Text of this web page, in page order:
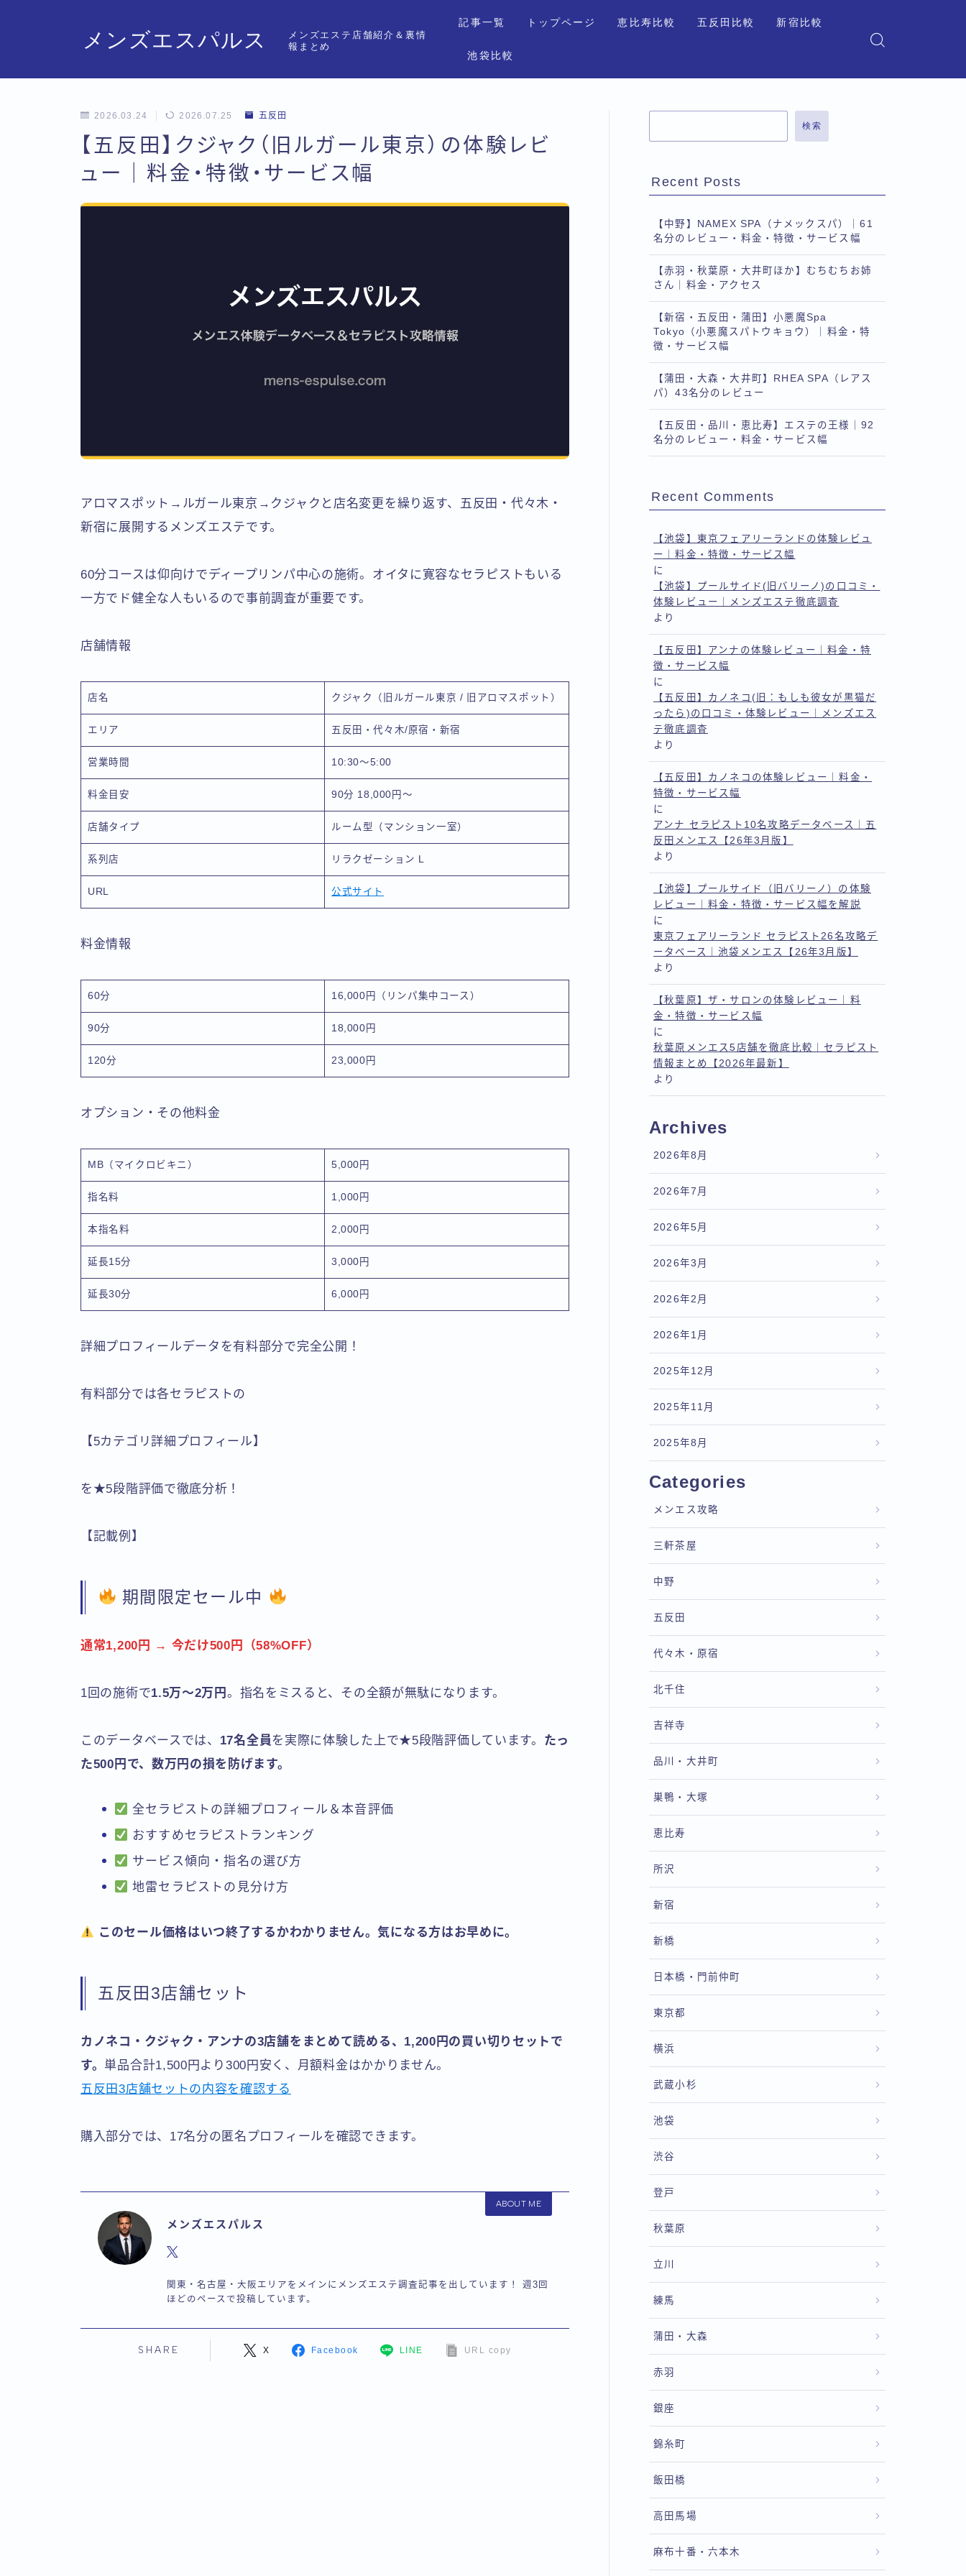
メンズエスパルス
メンズエステ店舗紹介＆裏情
報まとめ
記事一覧 トップページ 恵比寿比較 五反田比較 新宿比較
池袋比較
2026.03.24 2026.07.25 五反田
【五反田】クジャク（旧ルガール東京）の体験レビ
ュー｜料金・特徴・サービス幅
アロマスポット→ルガール東京→クジャクと店名変更を繰り返す、五反田・代々木・
新宿に展開するメンズエステです。
60分コースは仰向けでディープリンパ中心の施術。オイタに寛容なセラピストもいる
一方でド健全な人もいるので事前調査が重要です。
店舗情報
店名 クジャク（旧ルガール東京 / 旧アロマスポット）
エリア 五反田・代々木/原宿・新宿
営業時間 10:30～5:00
料金目安 90分 18,000円～
店舗タイプ ルーム型（マンション一室）
系列店 リラクゼーション L
URL 公式サイト
料金情報
60分 16,000円（リンパ集中コース）
90分 18,000円
120分 23,000円
オプション・その他料金
MB（マイクロビキニ） 5,000円
指名料 1,000円
本指名料 2,000円
延長15分 3,000円
延長30分 6,000円
詳細プロフィールデータを有料部分で完全公開！
有料部分では各セラピストの
【5カテゴリ詳細プロフィール】
を★5段階評価で徹底分析！
【記載例】
期間限定セール中
通常1,200円 → 今だけ500円（58%OFF）
1回の施術で1.5万〜2万円 。指名をミスると、その全額が無駄になります。
このデータベースでは、 17名全員 を実際に体験した上で★5段階評価しています。 たっ
た500円で、数万円の損を防げます。
全セラピストの詳細プロフィール＆本音評価
おすすめセラピストランキング
サービス傾向・指名の選び方
地雷セラピストの見分け方
このセール価格はいつ終了するかわかりません。気になる方はお早めに。
五反田3店舗セット
カノネコ・クジャク・アンナの3店舗をまとめて読める、1,200円の買い切りセットで
す。 単品合計1,500円より300円安く、月額料金はかかりません。
五反田3店舗セットの内容を確認する
購入部分では、17名分の匿名プロフィールを確認できます。
ABOUT ME
メンズエスパルス
関東・名古屋・大阪エリアをメインにメンズエステ調査記事を出しています！ 週3回
ほどのペースで投稿しています。
SHARE X Facebook LINE URL copy
検索
Recent Posts
【中野】NAMEX SPA（ナメックスパ）｜61
名分のレビュー・料金・特徴・サービス幅
【赤羽・秋葉原・大井町ほか】むちむちお姉
さん｜料金・アクセス
【新宿・五反田・蒲田】小悪魔Spa
Tokyo（小悪魔スパトウキョウ）｜料金・特
徴・サービス幅
【蒲田・大森・大井町】RHEA SPA（レアス
パ）43名分のレビュー
【五反田・品川・恵比寿】エステの王様｜92
名分のレビュー・料金・サービス幅
Recent Comments
【池袋】東京フェアリーランドの体験レビュ
ー｜料金・特徴・サービス幅
に
【池袋】プールサイド(旧バリーノ)の口コミ・
体験レビュー｜メンズエステ徹底調査
より
【五反田】アンナの体験レビュー｜料金・特
徴・サービス幅
に
【五反田】カノネコ(旧：もしも彼女が黒猫だ
ったら)の口コミ・体験レビュー｜メンズエス
テ徹底調査
より
【五反田】カノネコの体験レビュー｜料金・
特徴・サービス幅
に
アンナ セラピスト10名攻略データベース｜五
反田メンエス【26年3月版】
より
【池袋】プールサイド（旧バリーノ）の体験
レビュー｜料金・特徴・サービス幅を解説
に
東京フェアリーランド セラピスト26名攻略デ
ータベース｜池袋メンエス【26年3月版】
より
【秋葉原】ザ・サロンの体験レビュー｜料
金・特徴・サービス幅
に
秋葉原メンエス5店舗を徹底比較｜セラピスト
情報まとめ【2026年最新】
より
Archives
2026年8月
2026年7月
2026年5月
2026年3月
2026年2月
2026年1月
2025年12月
2025年11月
2025年8月
Categories
メンエス攻略
三軒茶屋
中野
五反田
代々木・原宿
北千住
吉祥寺
品川・大井町
巣鴨・大塚
恵比寿
所沢
新宿
新橋
日本橋・門前仲町
東京都
横浜
武蔵小杉
池袋
渋谷
登戸
秋葉原
立川
練馬
蒲田・大森
赤羽
銀座
錦糸町
飯田橋
高田馬場
麻布十番・六本木